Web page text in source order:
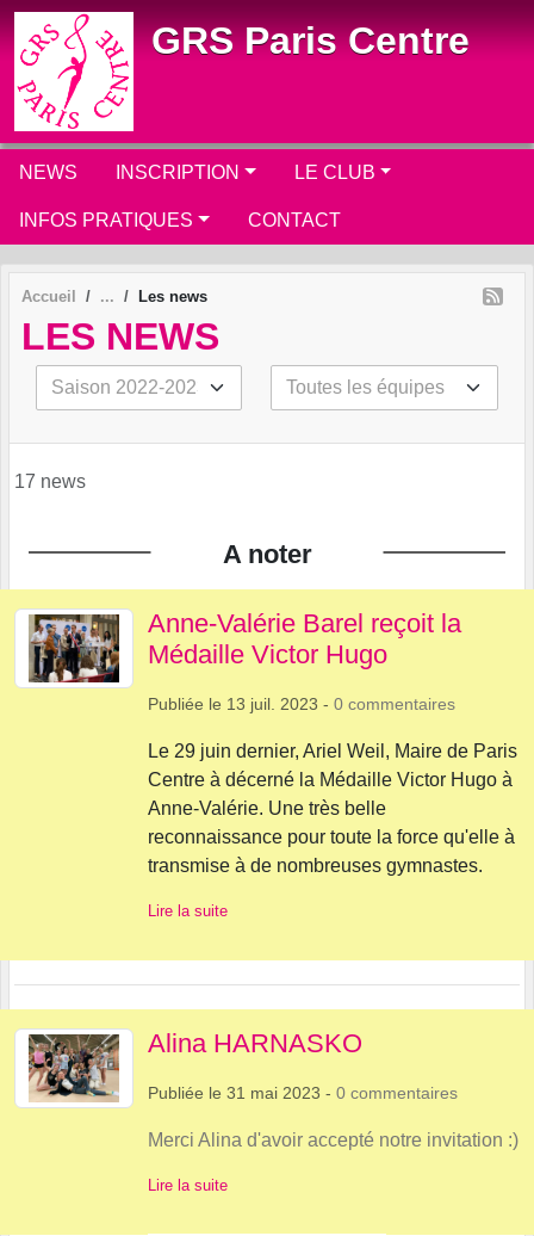
GRS Paris Centre
NEWS INSCRIPTION LE CLUB
INFOS PRATIQUES CONTACT
Accueil Les news
LES NEWS
17 news
A noter
Anne-Valérie Barel reçoit la
Médaille Victor Hugo
Publiée le 13 juil. 2023 - 0 commentaires
Le 29 juin dernier, Ariel Weil, Maire de Paris
Centre à décerné la Médaille Victor Hugo à
Anne-Valérie. Une très belle
reconnaissance pour toute la force qu'elle à
transmise à de nombreuses gymnastes.
Lire la suite
Alina HARNASKO
Publiée le 31 mai 2023 - 0 commentaires
Merci Alina d'avoir accepté notre invitation :)
Lire la suite
Panneau de gestion des cookies